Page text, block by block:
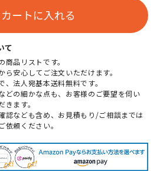
カートに入れる
て
品リストです。
ら安心してご注文いただけます。
法人宛基本送料無料です。
どの細かな点も、お客様のご要望を伺い
ます。
認なども含め、お見積もり/ご相談までは
頼ください。